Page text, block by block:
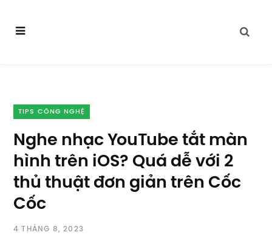
TIPS CÔNG NGHỆ
Nghe nhạc YouTube tắt màn
hình trên iOS? Quá dễ với 2
thủ thuật đơn giản trên Cốc
Cốc
4 THÁNG 8, 2023